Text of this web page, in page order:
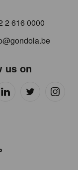
2 616 0000
us on